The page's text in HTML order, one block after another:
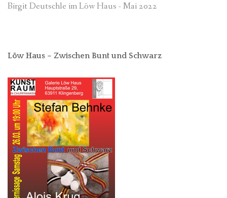
Birgit Deutschle im Löw Haus - Mai 2022
Löw Haus – Zwischen Bunt und Schwarz